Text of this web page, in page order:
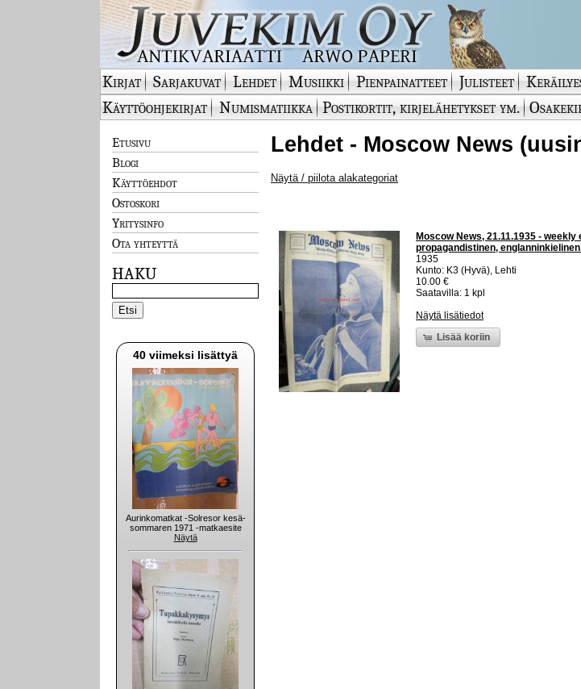
Kirjat Sarjakuvat Lehdet Musiikki Pienpainatteet Julisteet
Käyttöohjekirjat
Numismatiikka Postikortit, kirjelähetykset ym.
Etusivu
Blogi
Käyttöehdot
Ostoskori
Yritysinfo
Ota yhteyttä
HAKU
40 viimeksi lisättyä
Aurinkomatkat -Solresor kesä-
sommaren 1971 -matkaesite
Näytä
Lehdet - Moscow News
Näytä / piilota alakategoriat
Moscow News, 21.11.1935 -
propagandistinen,
1935
Kunto: K3 (Hyvä), Lehti
10.00 €
Saatavilla: 1 kpl
Näytä lisätiedot
Lisää koriin